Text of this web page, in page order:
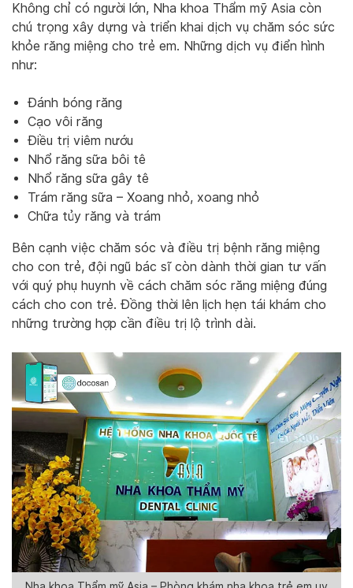
Không chỉ có người lớn, Nha khoa Thẩm mỹ Asia còn
chú trọng xây dựng và triển khai dịch vụ chăm sóc sức
khỏe răng miệng cho trẻ em. Những dịch vụ điển hình
như:
Đánh bóng răng
Cạo vôi răng
Điều trị viêm nướu
Nhổ răng sữa bôi tê
Nhổ răng sữa gây tê
Trám răng sữa – Xoang nhỏ, xoang nhỏ
Chữa tủy răng và trám
Bên cạnh việc chăm sóc và điều trị bệnh răng miệng
cho con trẻ, đội ngũ bác sĩ còn dành thời gian tư vấn
với quý phụ huynh về cách chăm sóc răng miệng đúng
cách cho con trẻ. Đồng thời lên lịch hẹn tái khám cho
những trường hợp cần điều trị lộ trình dài.